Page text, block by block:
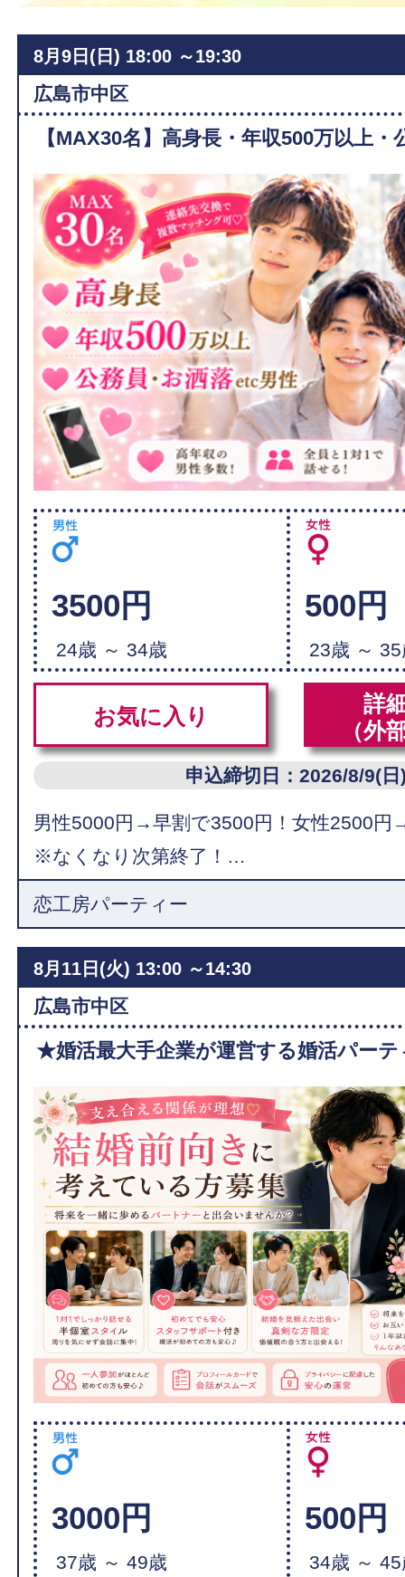
8月9日(日) 18:00 ～19:30
広島市中区
【MAX30名】高身長・年収500万以上
3500円
24歳 ～ 34歳
500円
23歳 ～
お気に入り
詳
（外
申込締切日：2026/8/9(日
男性5000円→早割で3500円！女性2500円
※なくなり次第終了！…
恋工房パーティー
8月11日(火) 13:00 ～14:30
広島市中区
★婚活最大手企業が運営する婚活パー
3000円
37歳 ～ 49歳
500円
34歳 ～